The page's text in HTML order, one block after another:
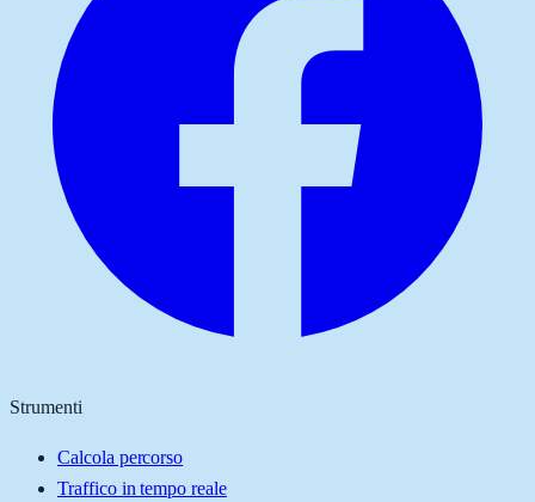
Strumenti
Calcola percorso
Traffico in tempo reale